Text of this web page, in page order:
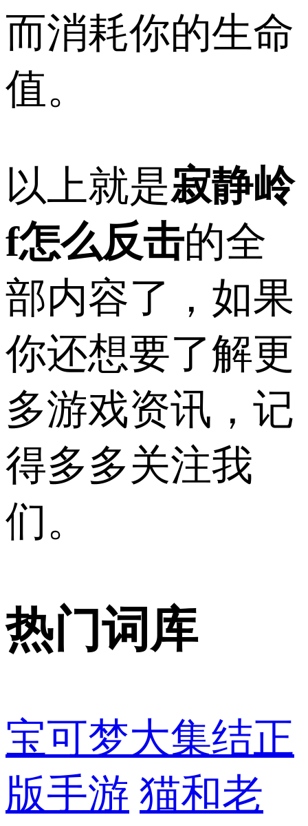
而消耗你的生命
值。
以上就是寂静岭
f怎么反击的全
部内容了，如果
你还想要了解更
多游戏资讯，记
得多多关注我
们。
热门词库
宝可梦大集结正
版手游 猫和老